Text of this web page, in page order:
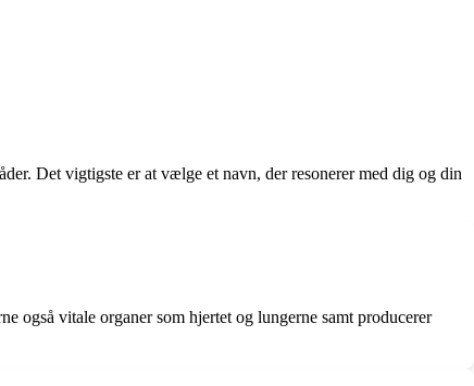
Det vigtigste er at vælge et navn, der resonerer med dig og din
også vitale organer som hjertet og lungerne samt producerer